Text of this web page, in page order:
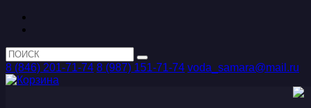
8 (846) 201-71-74 8 (987) 151-71-74 voda_samara@mail.ru